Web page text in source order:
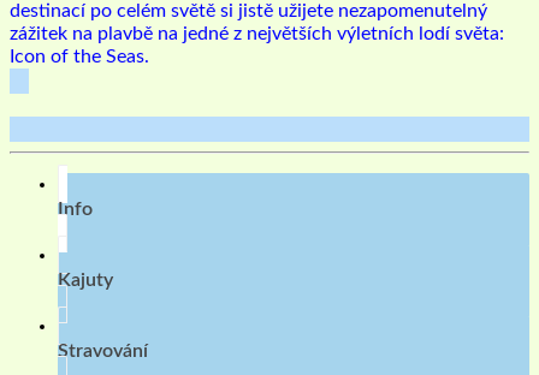
destinací po celém světě si jistě užijete nezapomenutelný
zážitek na plavbě na jedné z největších výletních lodí světa:
Icon of the Seas.
Info
Kajuty
Stravování